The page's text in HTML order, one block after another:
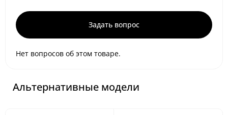
Задать вопрос
Нет вопросов об этом товаре.
Альтернативные модели